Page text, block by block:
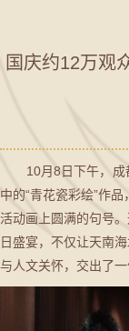
国庆约12万观
10月8日下午，成都
中的“青花瓷彩绘”作
活动画上圆满的句号
日盛宴，不仅让天南
与人文关怀，交出了一